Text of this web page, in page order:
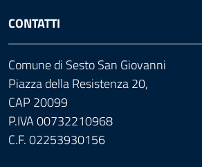
CONTATTI
Comune di Sesto San Giovanni
Piazza della Resistenza 20,
CAP 20099
P.IVA 00732210968
C.F. 02253930156